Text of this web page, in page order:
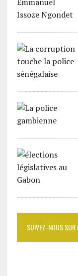
SUIVEZ-NOUS SUR